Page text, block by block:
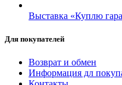
Выставка «Куплю
Для покупателей
Возврат и обмен
Информация дл